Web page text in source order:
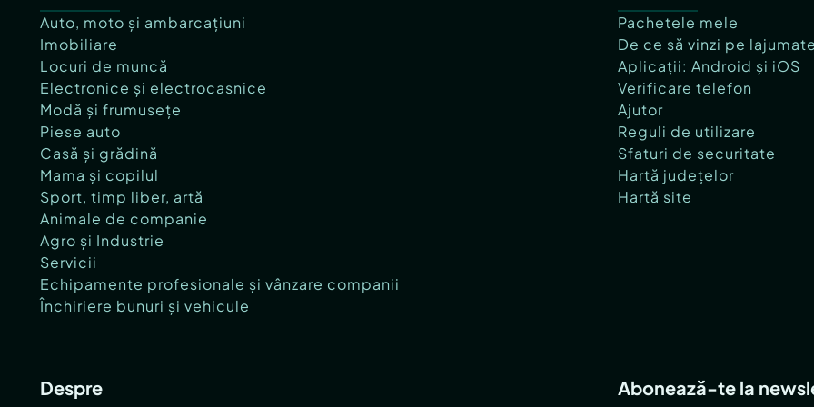
Auto, moto și ambarcațiuni
Imobiliare
Locuri de muncă
Electronice și electrocasnice
Modă și frumusețe
Piese auto
Casă și grădină
Mama și copilul
Sport, timp liber, artă
Animale de companie
Agro și Industrie
Servicii
Echipamente profesionale și vânzare companii
Închiriere bunuri și vehicule
Pachetele mele
De ce să vinzi pe
Aplicații: Android și iOS
Verificare telefon
Ajutor
Reguli de utilizare
Sfaturi de securitate
Hartă județelor
Hartă site
Despre Abonează-te la